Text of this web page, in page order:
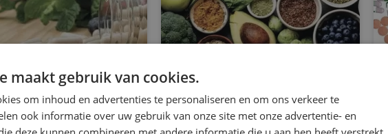
Kanker
maakt gebruik van cookies.
om inhoud en advertenties te personaliseren en om ons verkeer te
ook informatie over uw gebruik van onze site met onze advertentie- en